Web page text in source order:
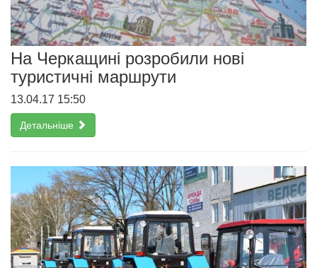
На Черкащині розробили нові
туристичні маршрути
13.04.17 15:50
Детальніше